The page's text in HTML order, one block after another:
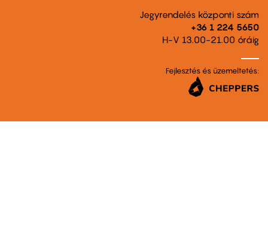
Jegyrendelés központi szám
+36 1 224 5650
H-V 13.00-21.00 óráig
Fejlesztés és üzemeltetés: